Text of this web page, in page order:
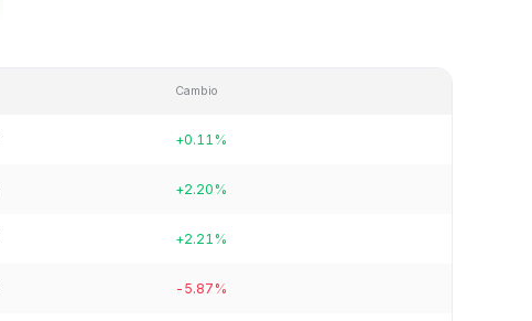
Cambio
+0.11%
+2.20%
+2.21%
-5.87%